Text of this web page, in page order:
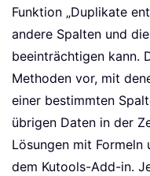
Funktion „Duplikate
andere Spalten und
beeinträchtigen kann.
Methoden vor, mit
einer bestimmten
übrigen Daten in der
Lösungen mit Formeln
dem Kutools-Add-in.